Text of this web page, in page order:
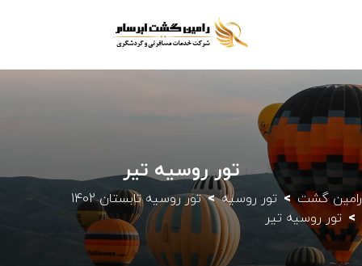
تور روسیه تیر
رامین گشت تور روسیه
تور روسیه تابستان 1402
تور روسیه تیر